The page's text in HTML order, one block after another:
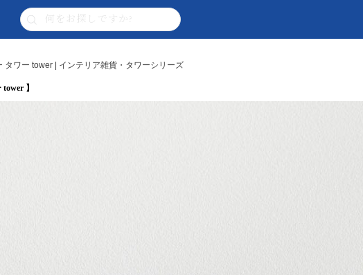
ワー tower | インテリア雑貨・タワーシリーズ
】